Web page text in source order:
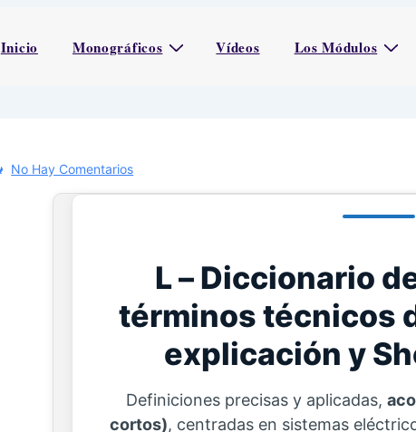
Inicio Monográficos Vídeos Los Módulos
No Hay Comentarios
L – Diccionario
términos técnicos
explicación y
Definiciones precisas y aplicadas,
cortos), centradas en sistemas